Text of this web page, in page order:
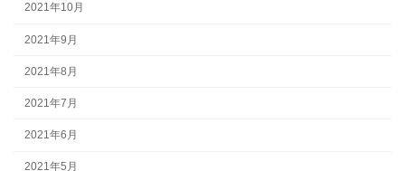
2021年10月
2021年9月
2021年8月
2021年7月
2021年6月
2021年5月